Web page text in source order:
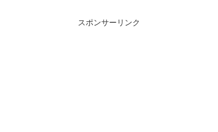
スポンサーリンク